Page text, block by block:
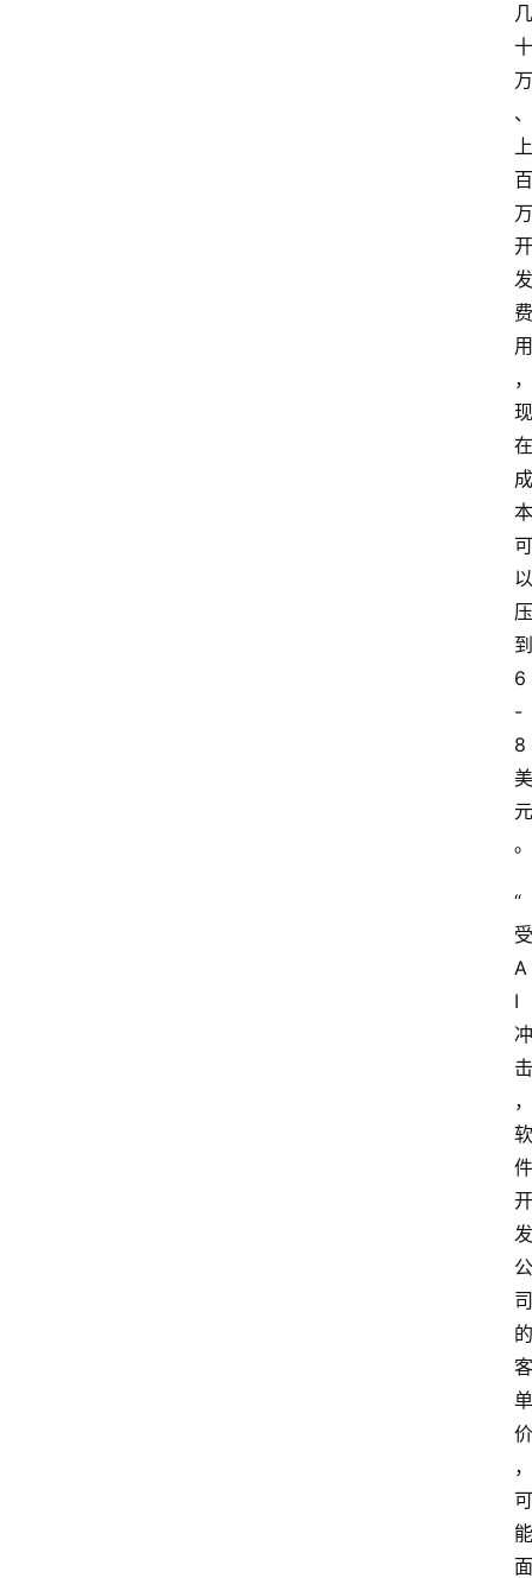
几
十
万
、
上
百
万
开
发
费
用
，
现
在
成
本
可
以
压
到
6
-
8
美
元
。
“
受
A
I
冲
击
，
软
件
开
发
公
司
的
客
单
价
，
可
能
面